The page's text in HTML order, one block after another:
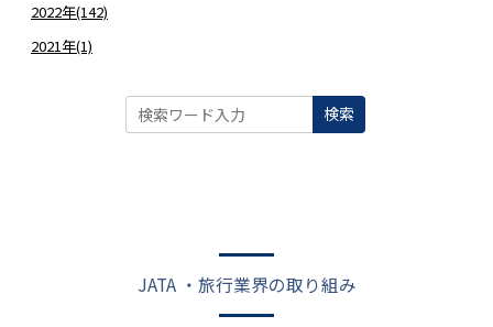
2022年(142)
2021年(1)
検索
JATA ・旅行業界の取り組み